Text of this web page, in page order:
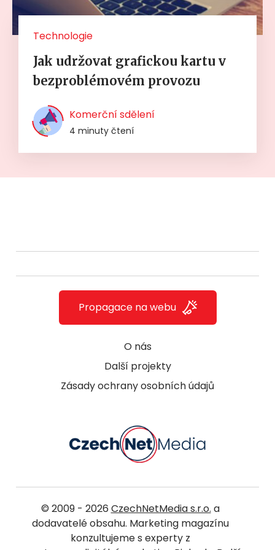
Technologie
Jak udržovat grafickou kartu v
bezproblémovém provozu
Komerční sdělení
4 minuty čtení
O nás
Další projekty
Zásady ochrany osobních údajů
Propagace na webu
© 2009 - 2026 CzechNetMedia s.r.o. a
dodavatelé obsahu. Marketing magazínu
konzultujeme s experty z